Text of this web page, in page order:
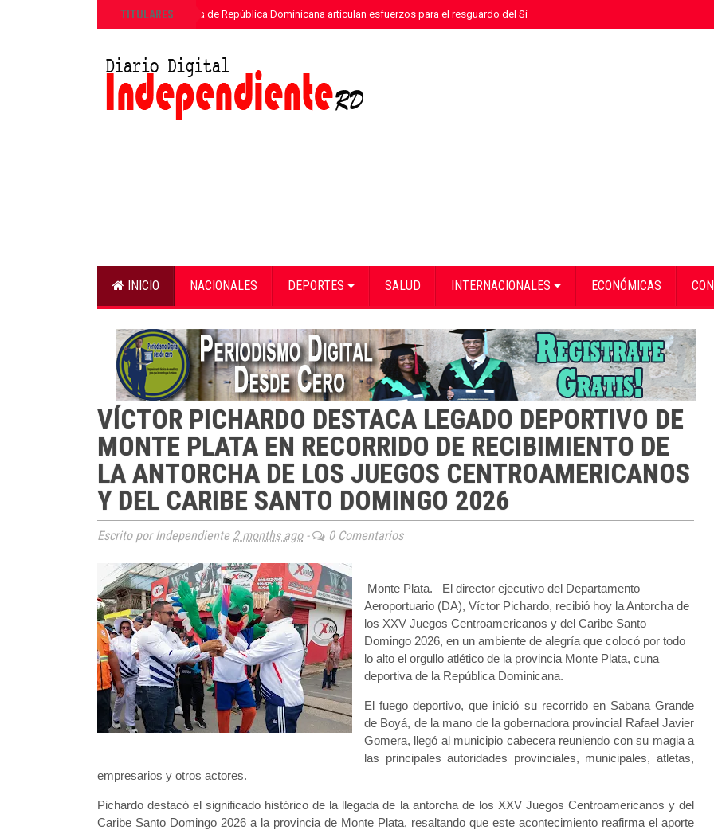
TITULARES
»ETED y la Armada de República Dominicana articulan esfuerzos para el resguardo del Sistema de Transmisión Eléctrica
INICIO NACIONALES DEPORTES SALUD INTERNACIONALES ECONÓMICAS
VÍCTOR PICHARDO DESTACA LEGADO DEPORTIVO DE
MONTE PLATA EN RECORRIDO DE RECIBIMIENTO DE
LA ANTORCHA DE LOS JUEGOS CENTROAMERICANOS
Y DEL CARIBE SANTO DOMINGO 2026
Escrito por Independiente 2 months ago- 0 Comentarios
Monte Plata.– El director ejecutivo del Departamento
Aeroportuario (DA), Víctor Pichardo, recibió hoy la Antorcha de
los XXV Juegos Centroamericanos y del Caribe Santo
Domingo 2026, en un ambiente de alegría que colocó por todo
lo alto el orgullo atlético de la provincia Monte Plata, cuna
deportiva de la República Dominicana.
El fuego deportivo, que inició su recorrido en Sabana Grande
de Boyá, de la mano de la gobernadora provincial Rafael Javier
Gomera, llegó al municipio cabecera reuniendo con su magia a
las principales autoridades provinciales, municipales, atletas,
empresarios y otros actores.
Pichardo destacó el significado histórico de la llegada de la antorcha de los XXV Juegos Centroamericanos y del
Caribe Santo Domingo 2026 a la provincia de Monte Plata, resaltando que este acontecimiento reafirma el aporte